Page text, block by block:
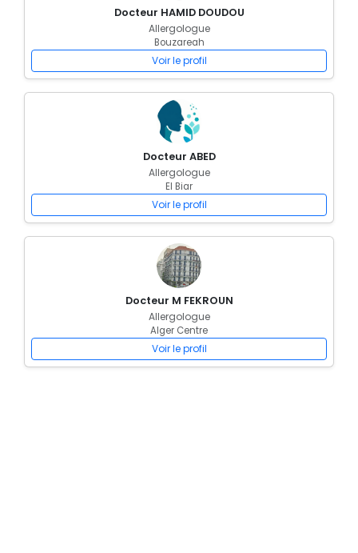
Docteur HAMID DOUDOU
Allergologue
Bouzareah
Voir le profil
Docteur ABED
Allergologue
El Biar
Voir le profil
Docteur M FEKROUN
Allergologue
Alger Centre
Voir le profil